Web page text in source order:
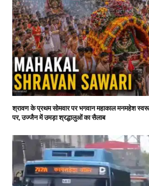
श्रावण के प्रथम सोमवार पर भगवान महाकाल मनमहेश
पर, उज्जैन में उमड़ा श्रद्धालुओं का सैलाब